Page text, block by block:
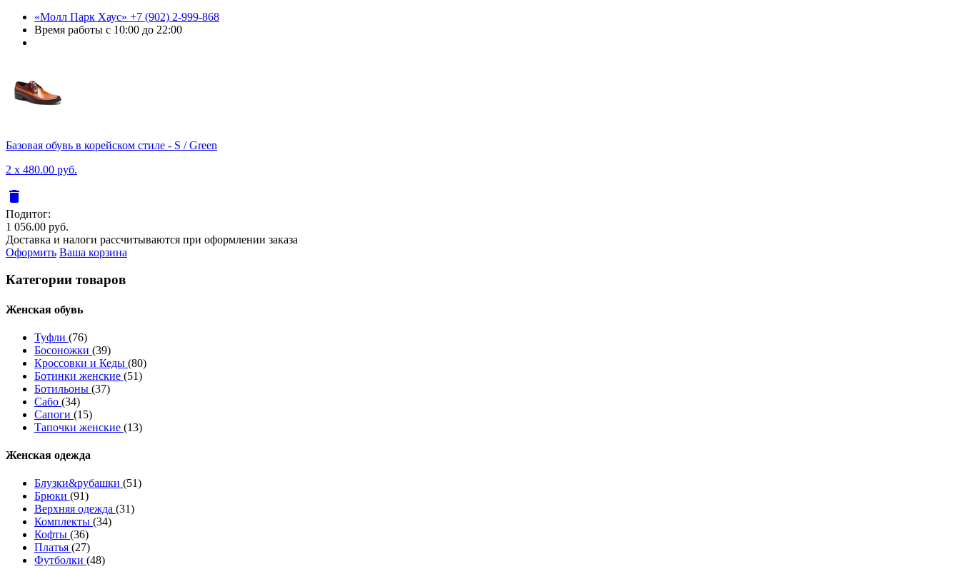
«Молл Парк Хаус» +7 (902) 2-999-868
Время работы с 10:00 до 22:00
Базовая обувь в корейском стиле - S / Green
2 x 480.00 руб.
delete
Подитог:
1 056.00 руб.
Доставка и налоги рассчитываются при оформлении заказа
Оформить Ваша корзина
Категории товаров
Женcкая обувь
Туфли (76)
Босоножки (39)
Кроссовки и Кеды (80)
Ботинки женские (51)
Ботильоны (37)
Сабо (34)
Сапоги (15)
Тапочки женские (13)
Женская одежда
Блузки&рубашки (51)
Брюки (91)
Верхняя одежда (31)
Комплекты (34)
Кофты (36)
Платья (27)
Футболки (48)